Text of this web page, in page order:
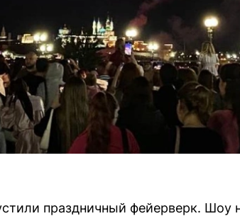
праздничный фейерверк. Шоу